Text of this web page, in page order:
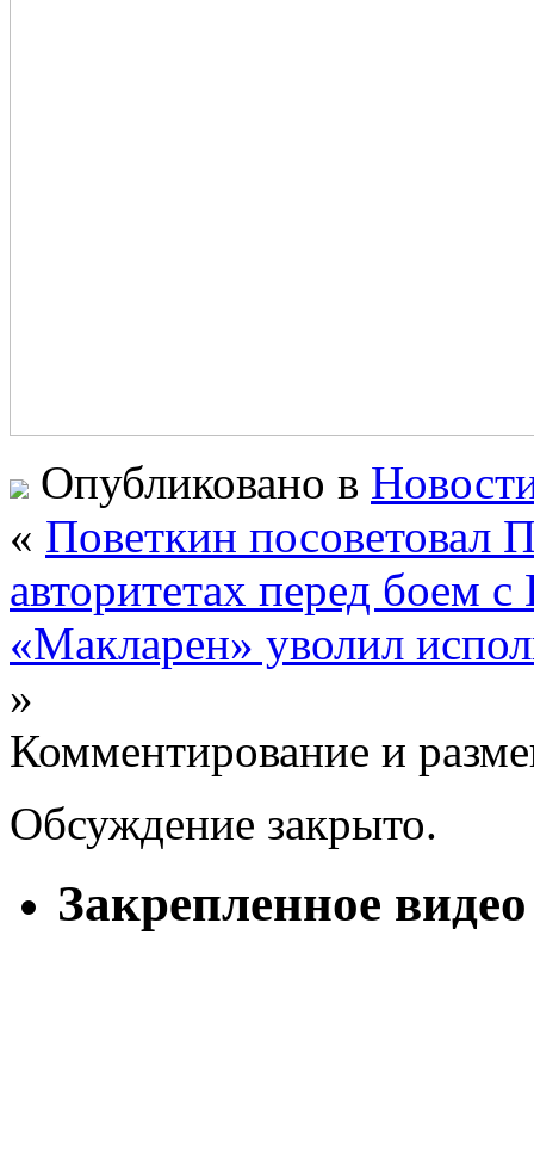
Опубликовано в
« Поветкин посоветовал
авторитетах перед боем
«Макларен» уволил
»
Комментирование и
Обсуждение закрыто.
Закрепленное видео